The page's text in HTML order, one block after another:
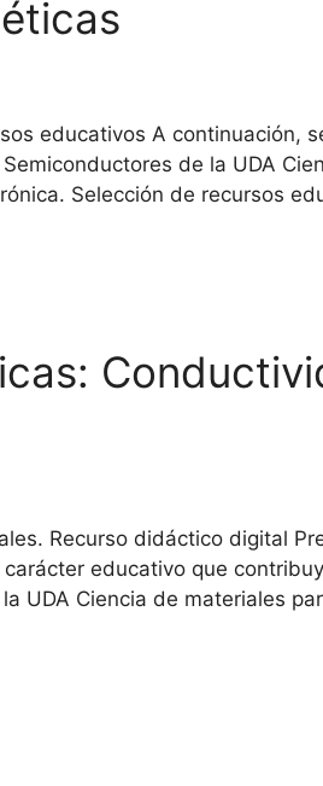
educativos A continuación,
de la UDA
Selección de recursos
Recurso didáctico digital
educativo que
UDA Ciencia de materiales